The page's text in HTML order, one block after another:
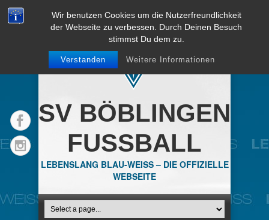
Wir benutzen Cookies um die Nutzerfreundlichkeit
der Webseite zu verbessen. Durch Deinen Besuch
stimmst Du dem zu.
Verstanden Weitere Informationen
SV BÖBLINGEN
FUSSBALL
LEBENSLANG BLAU-WEISS – DIE OFFIZIELLE
WEBSEITE